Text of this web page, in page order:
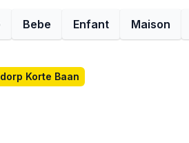
Bebe Enfant Maison
Korte Baan